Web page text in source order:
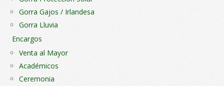
Gorra Gajos / Irlandesa
Gorra Lluvia
Encargos
Venta al Mayor
Académicos
Ceremonia